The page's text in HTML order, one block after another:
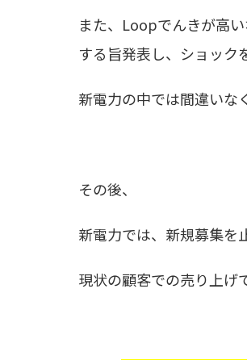
また、Loopでんきが高
する旨発表し、ショック
新電力の中では間違いな
その後、
新電力では、新規募集を
現状の顧客での売り上げ